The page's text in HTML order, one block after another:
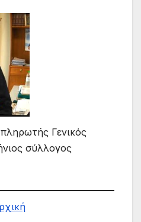
Γενικός
σύλλογος